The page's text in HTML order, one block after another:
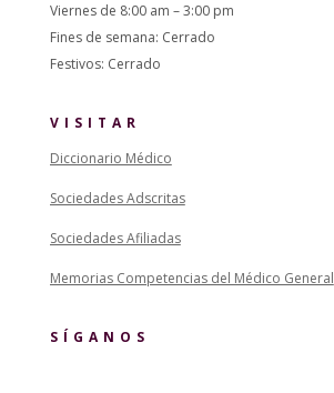
Viernes de 8:00 am – 3:00 pm
Fines de semana: Cerrado
Festivos: Cerrado
VISITAR
Diccionario Médico
Sociedades Adscritas
Sociedades Afiliadas
Memorias Competencias del Médico General
SÍGANOS